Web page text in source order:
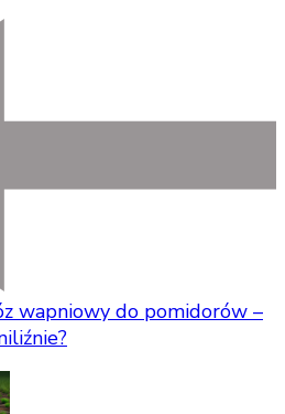
wapniowy do pomidorów –